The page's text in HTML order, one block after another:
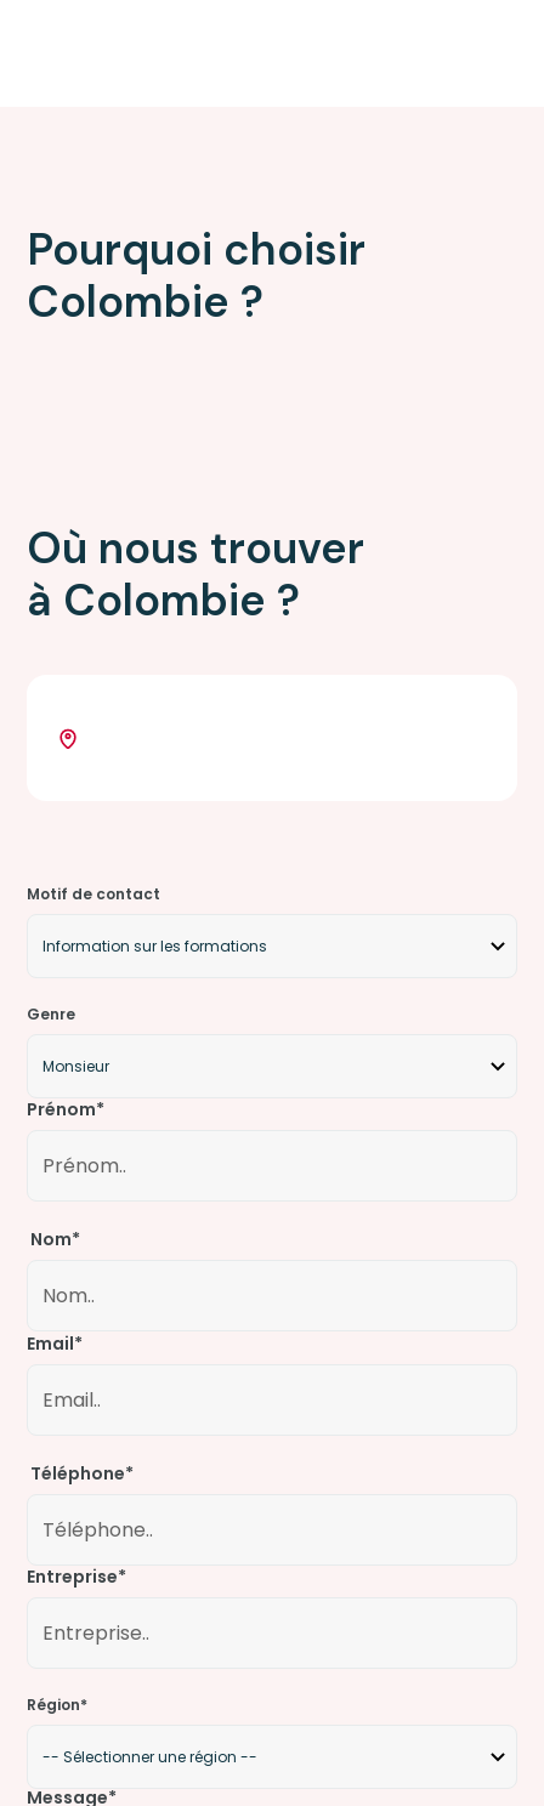
Pourquoi choisir
Colombie ?
Où nous trouver
à Colombie ?
Motif de contact
Genre
Prénom*
Nom*
Email*
Téléphone*
Entreprise*
Région*
Message*